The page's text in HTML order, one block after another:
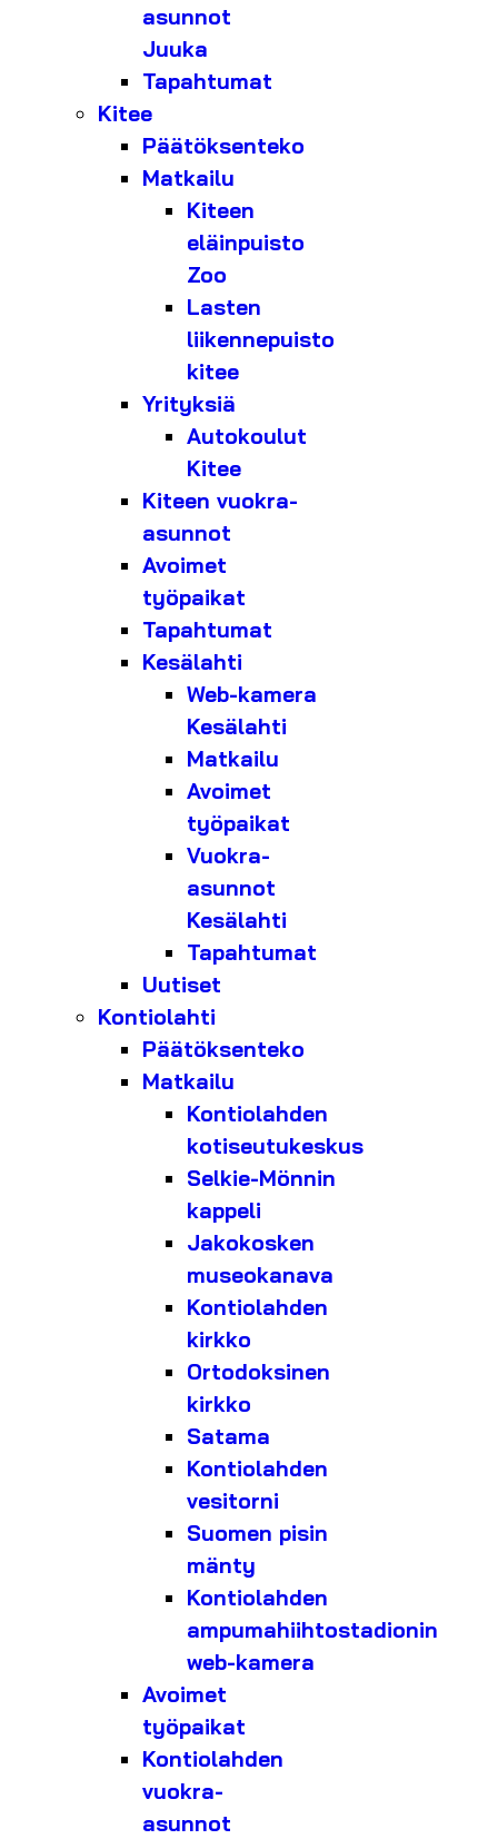
asunnot
Juuka
Tapahtumat
Kitee
Päätöksenteko
Matkailu
Kiteen
eläinpuisto
Zoo
Lasten
liikennepuisto
kitee
Yrityksiä
Autokoulut
Kitee
Kiteen vuokra-
asunnot
Avoimet
työpaikat
Tapahtumat
Kesälahti
Web-kamera
Kesälahti
Matkailu
Avoimet
työpaikat
Vuokra-
asunnot
Kesälahti
Tapahtumat
Uutiset
Kontiolahti
Päätöksenteko
Matkailu
Kontiolahden
kotiseutukeskus
Selkie-Mönnin
kappeli
Jakokosken
museokanava
Kontiolahden
kirkko
Ortodoksinen
kirkko
Satama
Kontiolahden
vesitorni
Suomen pisin
mänty
Kontiolahden
ampumahiihtostadionin
web-kamera
Avoimet
työpaikat
Kontiolahden
vuokra-
asunnot